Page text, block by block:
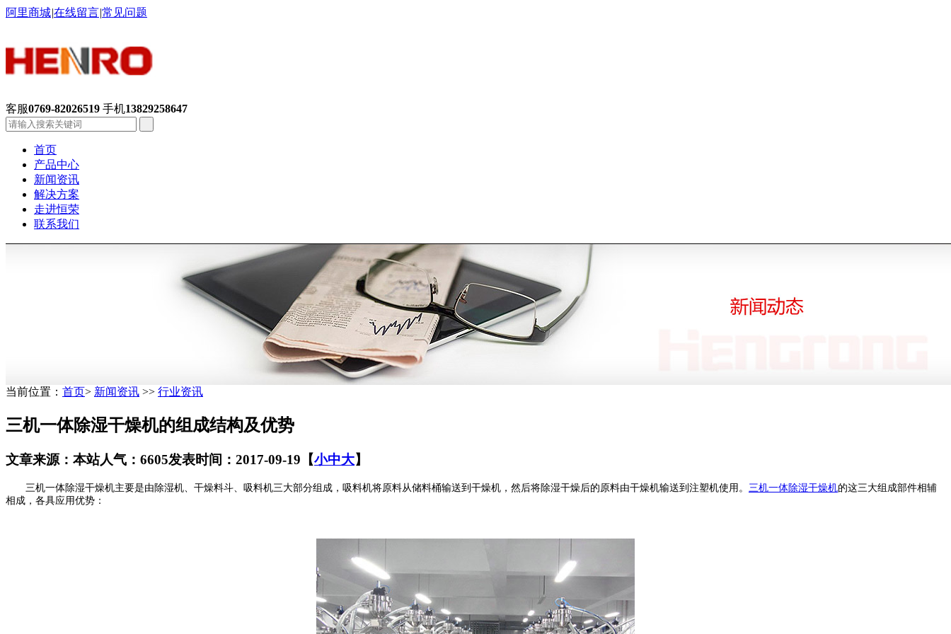
阿里商城|在线留言|常见问题
客服0769-82026519 手机13829258647
首页
产品中心
新闻资讯
解决方案
走进恒荣
联系我们
当前位置： 首页> 新闻资讯 >> 行业资讯
三机一体除湿干燥机的组成结构及优势
文章来源：本站人气：6605发表时间：2017-09-19 【小中大】
三机一体除湿干燥机主要是由除湿机、干燥料斗、吸料机三大部分组成，吸料机将原料从储料桶输送到干燥机，然后将除湿干燥后的原料由干燥机输送到注塑机使用。 三机一体除湿干燥机的这三大组成部件相辅
相成，各具应用优势：